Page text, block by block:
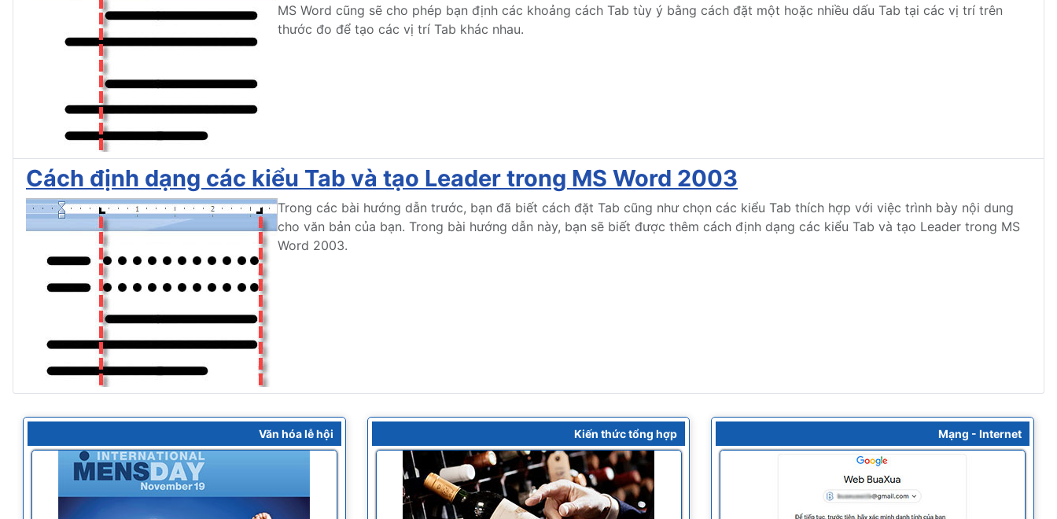
MS Word cũng sẽ cho phép bạn định các khoảng cách Tab tùy ý bằng cách đặt một hoặc nhiều dấu Tab tại các vị trí trên
thước đo để tạo các vị trí Tab khác nhau.
Cách định dạng các kiểu Tab và tạo Leader trong MS Word 2003
Trong các bài hướng dẫn trước, bạn đã biết cách đặt Tab cũng như chọn các kiểu Tab thích hợp với việc trình bày nội dung
cho văn bản của bạn. Trong bài hướng dẫn này, bạn sẽ biết được thêm cách định dạng các kiểu Tab và tạo Leader trong MS
Word 2003.
Văn hóa lễ hội Kiến thức tổng hợp Mạng - Internet